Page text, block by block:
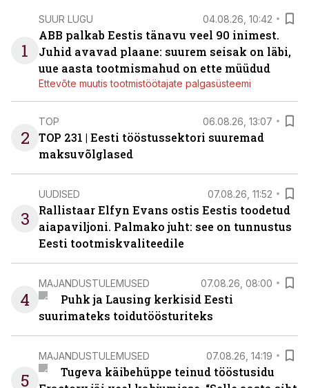
1
SUUR LUGU 04.08.26, 10:42
ABB palkab Eestis tänavu veel 90 inimest.
Juhid avavad plaane: suurem seisak on läbi,
uue aasta tootmismahud on ette müüdud
Ettevõte muutis tootmistöötajate palgasüsteemi
2
TOP 06.08.26, 13:07
TOP 231 | Eesti tööstussektori suuremad
maksuvõlglased
3
UUDISED 07.08.26, 11:52
Rallistaar Elfyn Evans ostis Eestis toodetud
aiapaviljoni. Palmako juht: see on tunnustus
Eesti tootmiskvaliteedile
4
MAJANDUSTULEMUSED 07.08.26, 08:00
Puhk ja Lausing kerkisid Eesti
suurimateks toidutöösturiteks
5
MAJANDUSTULEMUSED 07.08.26, 14:19
Tugeva käibehüppe teinud tööstusidu